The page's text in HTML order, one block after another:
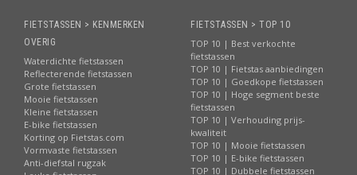
FIETSTASSEN > KENMERKEN
OVERIG
Waterdichte fietstassen
Reflecterende fietstassen
Grote fietstassen
Mooie fietstassen
Kleine fietstassen
E-bike fietstassen
Korting op Fietstas.com
Vormvaste fietstassen
Anti-diefstal rugzak
FIETSTASSEN > TOP 10
TOP 10 | Best verkochte
fietstassen
TOP 10 | Fietstas aanbiedingen
TOP 10 | Goedkope fietstassen
TOP 10 | Hoge segment beste
fietstassen
TOP 10 | Verhouding prijs-
kwaliteit
TOP 10 | Mooie fietstassen
TOP 10 | E-bike fietstassen
TOP 10 | Dubbele fietstassen